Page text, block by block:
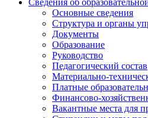
Основные сведения
Структура и органы
Документы
Образование
Руководство
Педагогический состав
Материально-
Платные
Финансово-
Вакантные места для